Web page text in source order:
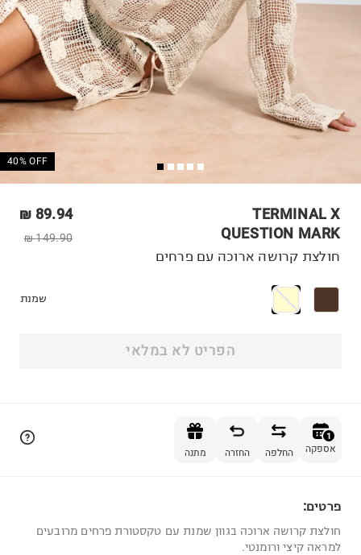
40% OFF
TERMINAL X
QUESTION MARK
89.94 ₪
149.90 ₪
חולצת קרושה ארוכה עם פרחים
שמנת
הפריט לא במלאי
1
אספקה החלפה החזרה מתנה
פרטים:
חולצת קרושה ארוכה בגוון שמנת עם טקסטורת פרחים מרובעים
למראה קיצי ורומנטי.